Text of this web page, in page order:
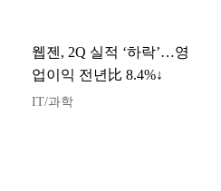
웹젠, 2Q 실적 ‘하락’…영
업이익 전년比 8.4%↓
IT/과학